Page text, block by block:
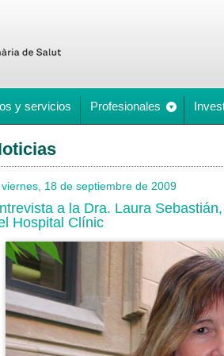
y servicios Profesionales
viernes, 18 de septiembre de 2009
a la Dra. Laura
Hospital Clínic